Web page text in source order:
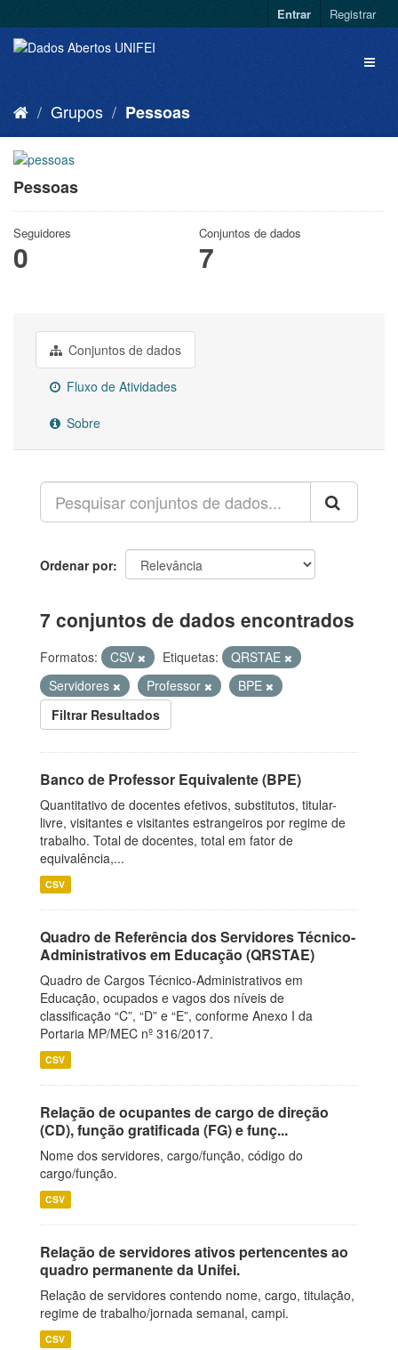
Entrar Registrar
Grupos Pessoas
Pessoas
Seguidores
0
Conjuntos de dados
7
Conjuntos de dados
Fluxo de Atividades
Sobre
Ordenar por
7 conjuntos de dados encontrados
Formatos: CSV Etiquetas:
QRSTAE
Servidores
Professor
BPE
Filtrar Resultados
Banco de Professor Equivalente (BPE)
Quantitativo de docentes efetivos, substitutos, titular-
livre, visitantes e visitantes estrangeiros por regime de
trabalho. Total de docentes, total em fator de
equivalência,...
CSV
Quadro de Referência dos Servidores Técnico-
Administrativos em Educação (QRSTAE)
Quadro de Cargos Técnico-Administrativos em
Educação, ocupados e vagos dos níveis de
classificação “C”, “D” e “E”, conforme Anexo I da
Portaria MP/MEC nº 316/2017.
CSV
Relação de ocupantes de cargo de direção
(CD), função gratificada (FG) e funç...
Nome dos servidores, cargo/função, código do
cargo/função.
CSV
Relação de servidores ativos pertencentes ao
quadro permanente da Unifei.
Relação de servidores contendo nome, cargo, titulação,
regime de trabalho/jornada semanal, campi.
CSV